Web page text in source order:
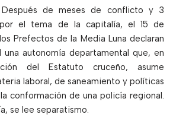
Después de meses de conflicto y 3
el tema de la capitalía, el 15 de
Prefectos de la Media Luna declaran
una autonomía departamental que, en
del Estatuto cruceño, asume
laboral, de saneamiento y políticas
conformación de una policía regional.
se lee separatismo.